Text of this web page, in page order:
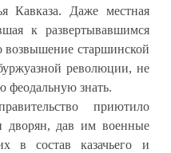
Кавказа. Даже местная
к развертывавшимся
возвышение старшинской
революции, не
феодальную знать.
приютило
дворян, дав им военные
состав казачьего и